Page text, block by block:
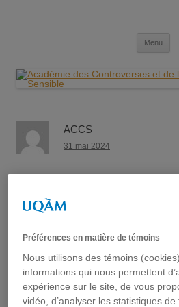
Menu
ACCS
31 mai 2024
spécialistes en communication et en
événement prestigieux a mis à
communication les plus inspirants au
professionnels qui les ont réalisés.
Préférences en matière de témoins
Nous utilisons des témoins
informations qui nous permettent
expérience sur le site, de vous
vidéo, d’analyser les statistiques